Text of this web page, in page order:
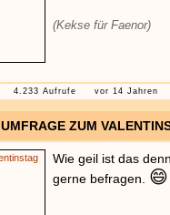
(Kekse für Faenor)
4.233 Aufrufe vor 14 Jahren
UMFRAGE ZUM
Wie geil ist das
gerne befragen. 😄